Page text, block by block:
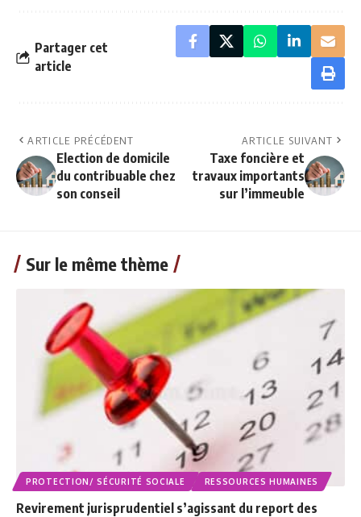
Partager cet
article
ARTICLE PRÉCÉDENT
Election de domicile
du contribuable chez
son conseil
ARTICLE SUIVANT
Taxe foncière et
travaux importants
sur l’immeuble
Sur le même thème
PROTECTION/ SÉCURITÉ SOCIALE RESSOURCES HUMAINES
Revirement jurisprudentiel s’agissant du report des